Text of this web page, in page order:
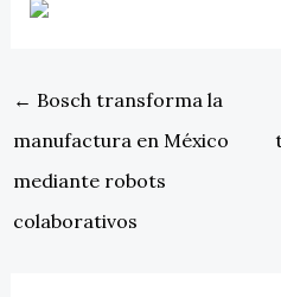
← Bosch transforma la
manufactura en México
mediante robots
colaborativos